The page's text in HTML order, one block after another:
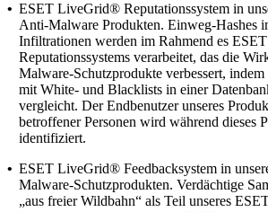
• ESET LiveGrid® Reputationssystem in
Anti-Malware Produkten. Einweg-Hashes
Infiltrationen werden im Rahmend es
Reputationssystems verarbeitet, das die
Malware-Schutzprodukte verbessert, indem
mit White- und Blacklists in einer
vergleicht. Der Endbenutzer unseres
betroffener Personen wird während dieses
identifiziert.
• ESET LiveGrid® Feedbacksystem in
Malware-Schutzprodukten. Verdächtige
„aus freier Wildbahn“ als Teil unseres